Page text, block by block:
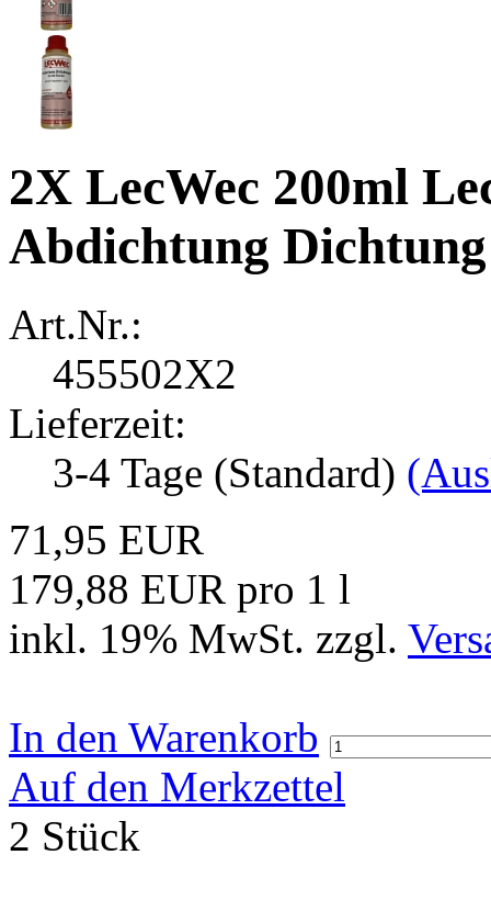
2X LecWec 200ml
Abdichtung
Art.Nr.:
455502X2
Lieferzeit:
3-4 Tage (Standard)
71,95 EUR
179,88 EUR pro 1 l
inkl. 19% MwSt. zzgl.
In den Warenkorb
Auf den Merkzettel
2 Stück